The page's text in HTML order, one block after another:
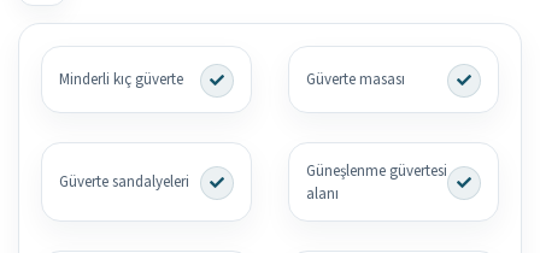
Minderli kıç güverte Güverte masası
Güverte sandalyeleri
Güneşlenme güvertesi
alanı